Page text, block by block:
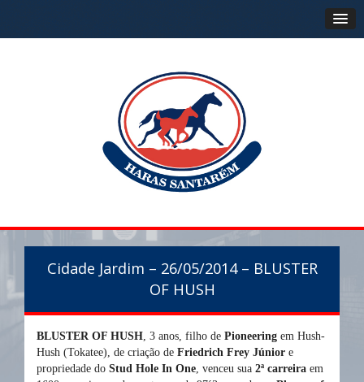
Cidade Jardim – 26/05/2014 – BLUSTER
OF HUSH
BLUSTER OF HUSH , 3 anos, filho de Pioneering em Hush-
Hush (Tokatee), de criação de Friedrich Frey Júnior e
propriedade do Stud Hole In One , venceu sua 2ª carreira em